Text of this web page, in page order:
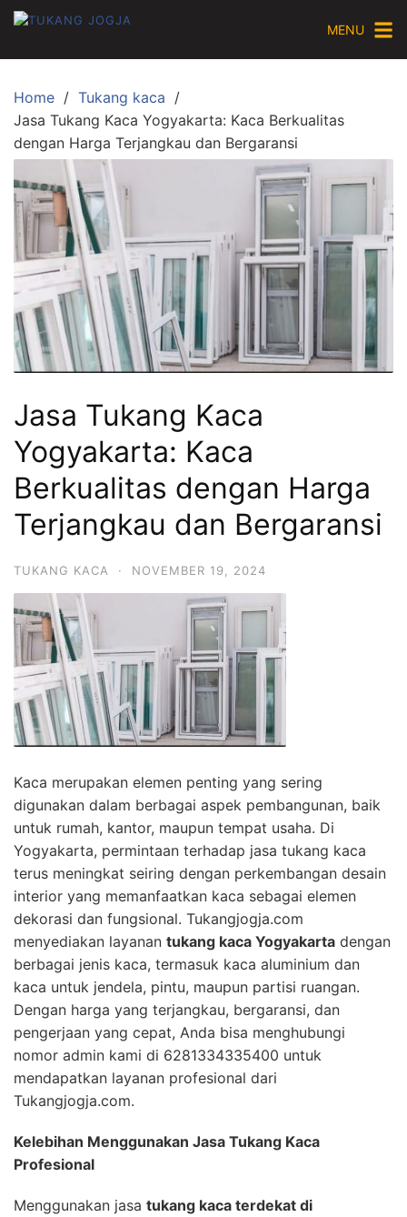
Skip
content
MENU
Home
Tukang kaca
Jasa Tukang Kaca Yogyakarta: Kaca Berkualitas
dengan Harga Terjangkau dan Bergaransi
Jasa Tukang Kaca
Yogyakarta: Kaca
Berkualitas dengan Harga
Terjangkau dan Bergaransi
TUKANG KACA · NOVEMBER 19, 2024
Kaca merupakan elemen penting yang sering
digunakan dalam berbagai aspek pembangunan, baik
untuk rumah, kantor, maupun tempat usaha. Di
Yogyakarta, permintaan terhadap jasa tukang kaca
terus meningkat seiring dengan perkembangan desain
interior yang memanfaatkan kaca sebagai elemen
dekorasi dan fungsional. Tukangjogja.com
menyediakan layanan tukang kaca Yogyakarta dengan
berbagai jenis kaca, termasuk kaca aluminium dan
kaca untuk jendela, pintu, maupun partisi ruangan.
Dengan harga yang terjangkau, bergaransi, dan
pengerjaan yang cepat, Anda bisa menghubungi
nomor admin kami di 6281334335400 untuk
mendapatkan layanan profesional dari
Tukangjogja.com.
Kelebihan Menggunakan Jasa Tukang Kaca
Profesional
Menggunakan jasa tukang kaca terdekat di